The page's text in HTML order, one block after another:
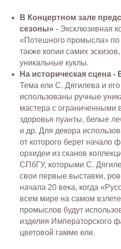
В Концертном зале
сезоны» - Эксклюзивная
«Потешного промысла» по
также копии самих
уникальные куклы.
На историческая сцена -
Тема ели С. Дягилева и
использованы ручные
мастера с ограниченными
здоровья пуанты, белые
и др. Для декора
от которого берет начало
орхидеи из сканов
СПбГУ, которыми С.
свои первые выставки,
начала 20 века, когда
всем мире на самом
промыслов будут
изделия Императорского
цветовой гамме ели.